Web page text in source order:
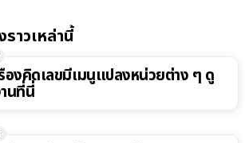
าวเหล่านี้
องคิดเลขมีเมนูแปลงหน่วยต่าง ๆ ดู
นที่นี่